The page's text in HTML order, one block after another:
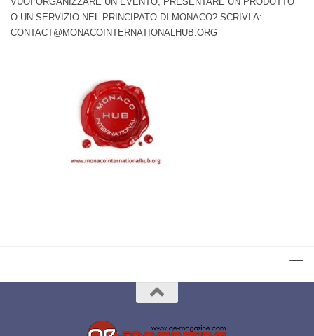
O UN SERVIZIO NEL PRINCIPATO DI MONACO? SCRIVI A:
CONTACT@MONACOINTERNATIONALHUB.ORG